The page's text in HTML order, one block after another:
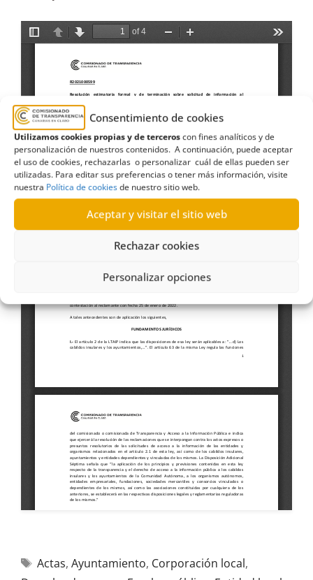
Consentimiento de cookies
Utilizamos cookies propias y de terceroscon fines analíticos y de
personalización de nuestros contenidos. A continuación, puede aceptar
el uso de cookies, rechazarlas o personalizar cuál de ellas pueden ser
utilizadas. Para editar sus preferencias o tener más información, visite
nuestra Política de cookiesde nuestro sitio web.
Aceptar y visitar el sitio web
Rechazar cookies
Personalizar opciones
Actas, Ayuntamiento, Corporación local,